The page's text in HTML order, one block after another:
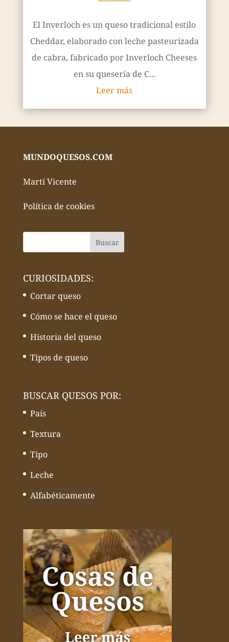
El Inverloch es un queso tradicional estilo
Cheddar, elaborado con leche pasteurizada
de cabra, fabricado por Inverloch Cheeses
en su quesería de C...
Leer más
MUNDOQUESOS.COM
Martí Vicente
Política de cookies
CURIOSIDADES:
Cortar queso
Cómo se hace el queso
Historia del queso
Tipos de queso
BUSCAR QUESOS POR:
País
Textura
Tipo
Leche
Alfabéticamente